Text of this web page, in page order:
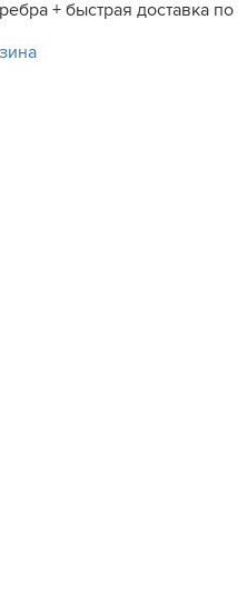
+ быстрая доставка по